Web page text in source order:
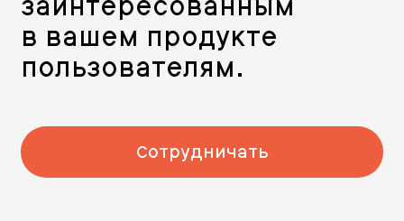
в вашем продукте
пользователям.
Сотрудничать